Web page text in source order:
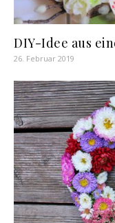
DIY-Idee aus
26. Februar 2019